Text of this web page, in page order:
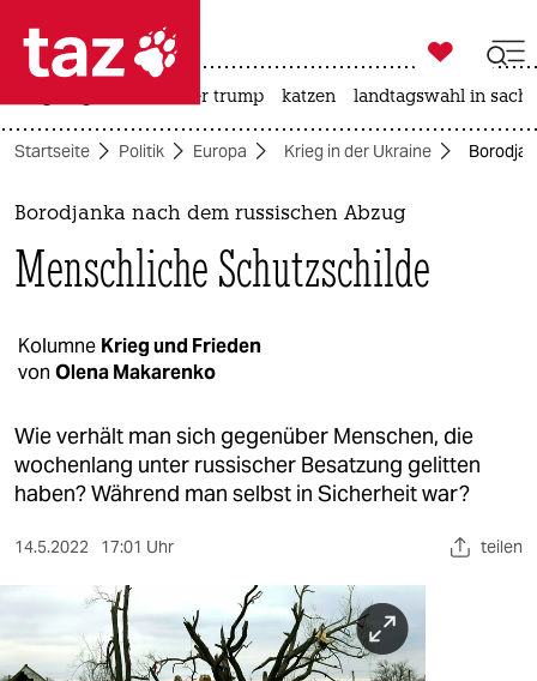
 taz zahl ich
taz zahl ich
themen
politik
gesellschaft
kultur
sport
berlin
nord
wahrheit

taz zahl ich
usa unter trump katzen landtagswahl in
Startseite Politik Europa Krieg in der Ukraine
Borodjanka nach dem russischen Abzug
Menschliche Schutzschilde
Kolumne Krieg und Frieden
von Olena Makarenko
Wie verhält man sich gegenüber Menschen, die
wochenlang unter russischer Besatzung gelitten
haben? Während man selbst in Sicherheit war?
14.5.2022 17:01 Uhr teilen